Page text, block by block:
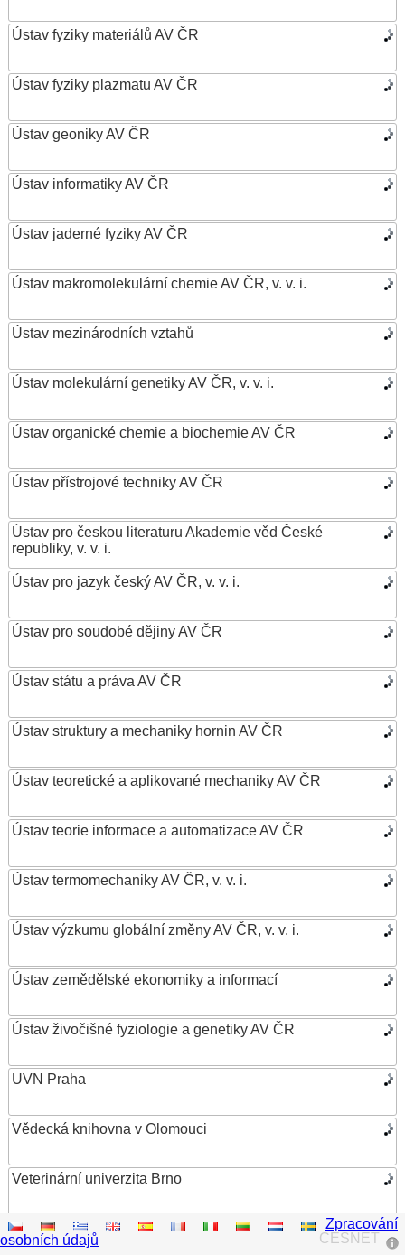
Ústav fyziky materiálů AV ČR
Ústav fyziky plazmatu AV ČR
Ústav geoniky AV ČR
Ústav informatiky AV ČR
Ústav jaderné fyziky AV ČR
Ústav makromolekulární chemie AV ČR, v. v. i.
Ústav mezinárodních vztahů
Ústav molekulární genetiky AV ČR, v. v. i.
Ústav organické chemie a biochemie AV ČR
Ústav přístrojové techniky AV ČR
Ústav pro českou literaturu Akademie věd České
republiky, v. v. i.
Ústav pro jazyk český AV ČR, v. v. i.
Ústav pro soudobé dějiny AV ČR
Ústav státu a práva AV ČR
Ústav struktury a mechaniky hornin AV ČR
Ústav teoretické a aplikované mechaniky AV ČR
Ústav teorie informace a automatizace AV ČR
Ústav termomechaniky AV ČR, v. v. i.
Ústav výzkumu globální změny AV ČR, v. v. i.
Ústav zemědělské ekonomiky a informací
Ústav živočišné fyziologie a genetiky AV ČR
UVN Praha
Vědecká knihovna v Olomouci
Veterinární univerzita Brno
VŠB – Technická univerzita Ostrava
CESNET
Zpracování
osobních údajů